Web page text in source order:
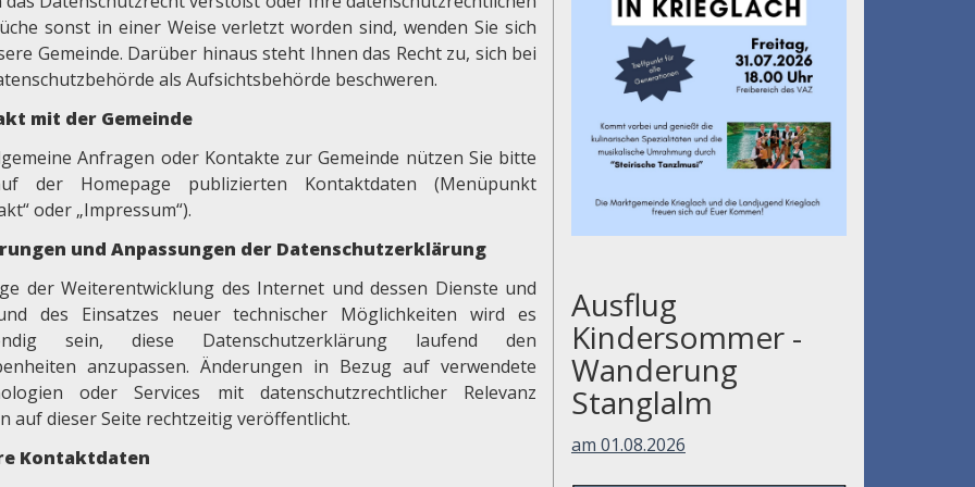
sonst in einer Weise verletzt worden sind, wenden Sie sich
Gemeinde. Darüber hinaus steht Ihnen das Recht zu, sich bei
als Aufsichtsbehörde beschweren.
mit der Gemeinde
Anfragen oder Kontakte zur Gemeinde nützen Sie bitte
der Homepage publizierten Kontaktdaten (Menüpunkt
oder „Impressum“).
und Anpassungen der Datenschutzerklärung
der Weiterentwicklung des Internet und dessen Dienste und
des Einsatzes neuer technischer Möglichkeiten wird es
sein, diese Datenschutzerklärung laufend den
anzupassen. Änderungen in Bezug auf verwendete
oder Services mit datenschutzrechtlicher Relevanz
auf dieser Seite rechtzeitig veröffentlicht.
Kontaktdaten
Ausflug
Kindersommer -
Wanderung
Stanglalm
am 01.08.2026